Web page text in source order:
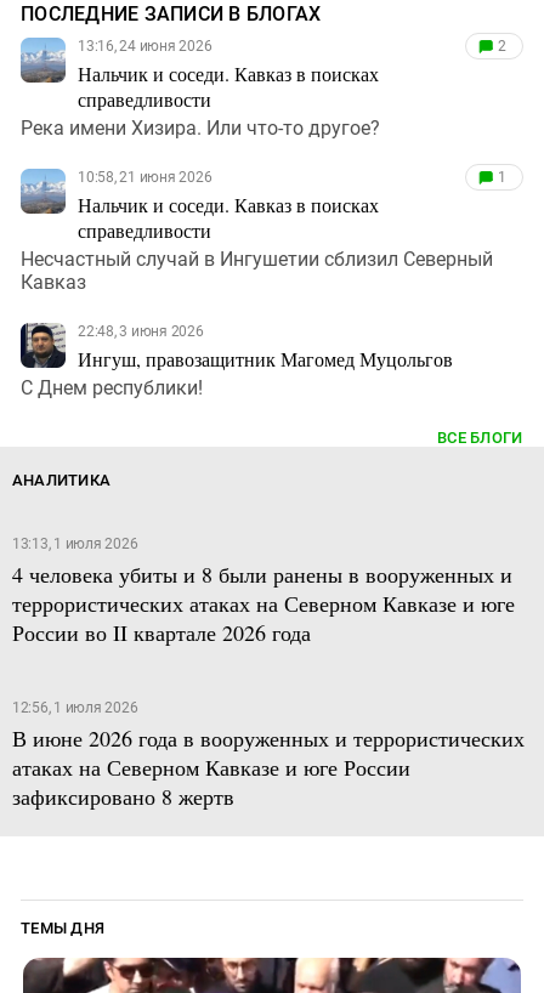
ПОСЛЕДНИЕ ЗАПИСИ В БЛОГАХ
13:16, 24 июня 2026
Нальчик и соседи. Кавказ в поисках
справедливости
2
Река имени Хизира. Или что-то другое?
10:58, 21 июня 2026
Нальчик и соседи. Кавказ в поисках
справедливости
1
Несчастный случай в Ингушетии сблизил Северный
Кавказ
22:48, 3 июня 2026
Ингуш, правозащитник Магомед Муцольгов
С Днем республики!
ВСЕ БЛОГИ
АНАЛИТИКА
13:13, 1 июля 2026
4 человека убиты и 8 были ранены в вооруженных и
террористических атаках на Северном Кавказе и юге
России во II квартале 2026 года
12:56, 1 июля 2026
В июне 2026 года в вооруженных и террористических
атаках на Северном Кавказе и юге России
зафиксировано 8 жертв
ТЕМЫ ДНЯ